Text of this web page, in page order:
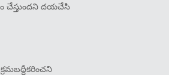
చేస్తుందని దయచేసి